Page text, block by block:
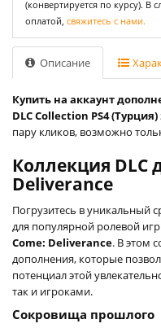
(конвертируется по курсу). В
оплатой, свяжитесь с нами.
Описание
Купить на аккаунт
DLC Collection PS4 (Турция)
пару кликов, возможно
Коллекция DLC
Deliverance
Погрузитесь в уникальный
для популярной ролевой
Come: Deliverance. В этом
дополнения, которые
потенциал этой
так и игроками.
Сокровища прошлого